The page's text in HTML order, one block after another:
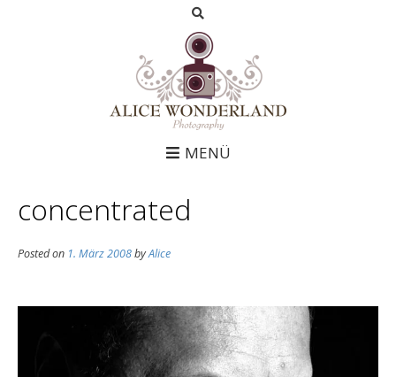
MENÜ
concentrated
Posted on 1. März 2008byAlice